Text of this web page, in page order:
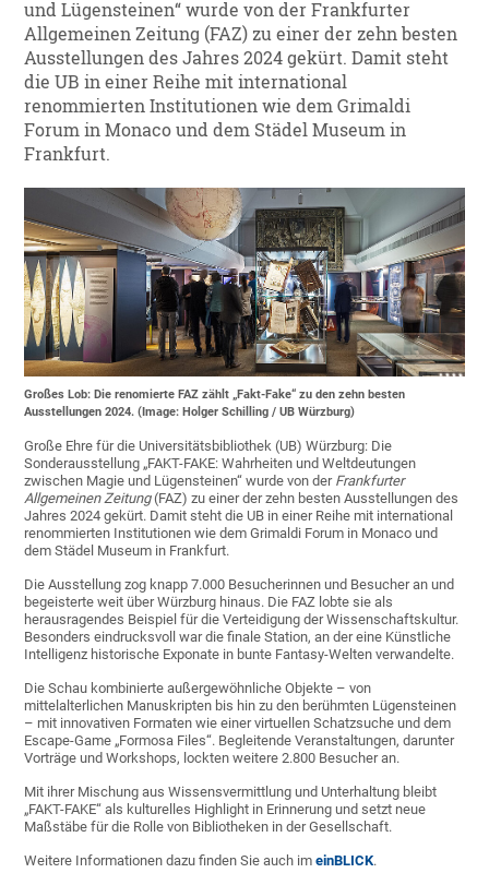
und Lügensteinen“ wurde von der Frankfurter
Allgemeinen Zeitung (FAZ) zu einer der zehn besten
Ausstellungen des Jahres 2024 gekürt. Damit steht
die UB in einer Reihe mit international
renommierten Institutionen wie dem Grimaldi
Forum in Monaco und dem Städel Museum in
Frankfurt.
Großes Lob: Die renomierte FAZ zählt „Fakt-Fake“ zu den zehn besten
Ausstellungen 2024. (Image: Holger Schilling / UB Würzburg)
Große Ehre für die Universitätsbibliothek (UB) Würzburg: Die
Sonderausstellung „FAKT-FAKE: Wahrheiten und Weltdeutungen
zwischen Magie und Lügensteinen“ wurde von der Frankfurter
Allgemeinen Zeitung(FAZ) zu einer der zehn besten Ausstellungen des
Jahres 2024 gekürt. Damit steht die UB in einer Reihe mit international
renommierten Institutionen wie dem Grimaldi Forum in Monaco und
dem Städel Museum in Frankfurt.
Die Ausstellung zog knapp 7.000 Besucherinnen und Besucher an und
begeisterte weit über Würzburg hinaus. Die FAZ lobte sie als
herausragendes Beispiel für die Verteidigung der Wissenschaftskultur.
Besonders eindrucksvoll war die finale Station, an der eine Künstliche
Intelligenz historische Exponate in bunte Fantasy-Welten verwandelte.
Die Schau kombinierte außergewöhnliche Objekte – von
mittelalterlichen Manuskripten bis hin zu den berühmten Lügensteinen
– mit innovativen Formaten wie einer virtuellen Schatzsuche und dem
Escape-Game „Formosa Files“. Begleitende Veranstaltungen, darunter
Vorträge und Workshops, lockten weitere 2.800 Besucher an.
Mit ihrer Mischung aus Wissensvermittlung und Unterhaltung bleibt
„FAKT-FAKE“ als kulturelles Highlight in Erinnerung und setzt neue
Maßstäbe für die Rolle von Bibliotheken in der Gesellschaft.
Weitere Informationen dazu finden Sie auch imeinBLICK.